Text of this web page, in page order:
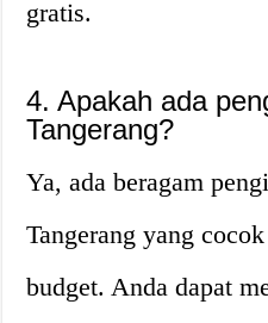
gratis.
4. Apakah ada
Tangerang?
Ya, ada beragam
Tangerang yang
budget. Anda dapat